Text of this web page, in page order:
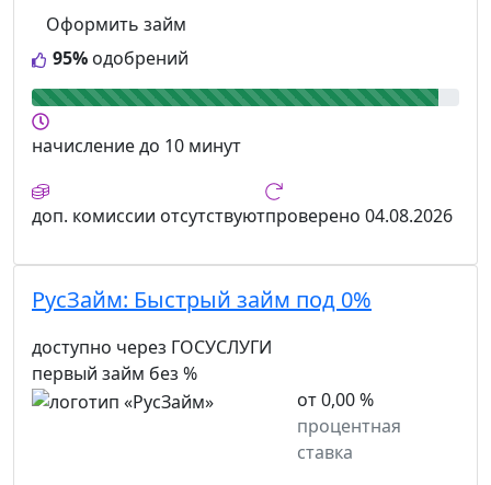
95% одобрений
Оформить займ
начислениедо 10 минут
доп. комиссии отсутствуютпроверено 04.08.2026
РусЗайм: Быстрый займ под 0%
доступно через ГОСУСЛУГИ
первый займ без %
от 0,00 %
процентная
ставка